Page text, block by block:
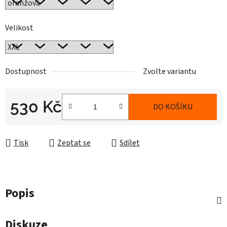
Velikost
Dostupnost Zvolte variantu
530 Kč DO KOŠÍKU
Tisk Zeptat se Sdílet
Popis